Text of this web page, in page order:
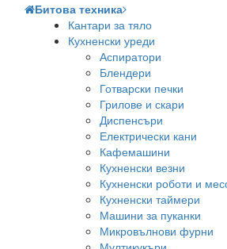
Битова техника
Кантари за тяло
Кухненски уреди
Аспиратори
Блендери
Готварски печки
Грилове и скари
Диспенсъри
Електрически кани
Кафемашини
Кухненски везни
Кухненски роботи и
Кухненски таймери
Машини за пуканки
Микровълнови фурни